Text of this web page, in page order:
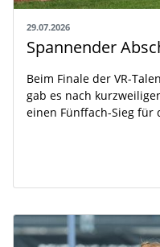
29.07.2026
Beim Finale der VR-
gab es nach
einen Fünffach-Sieg für